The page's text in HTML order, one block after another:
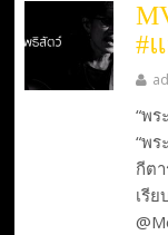
#
“พร
“พ
กีต
เรี